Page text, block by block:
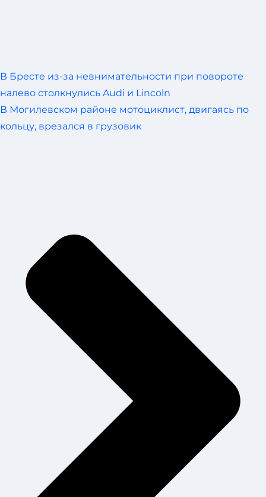
В Бресте из-за невнимательности при повороте
налево столкнулись Audi и Lincoln
В Могилевском районе мотоциклист, двигаясь по
кольцу, врезался в грузовик